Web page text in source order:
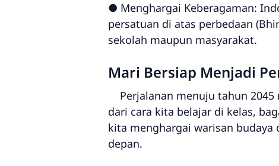
● Menghargai Keberagaman:
persatuan di atas perbedaan
sekolah maupun masyarakat.
Mari Bersiap Menjadi
Perjalanan menuju tahun
dari cara kita belajar di kelas,
kita menghargai warisan
depan.